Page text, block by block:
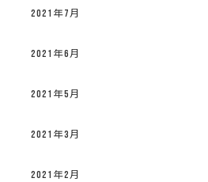
2021年7月
2021年6月
2021年5月
2021年3月
2021年2月